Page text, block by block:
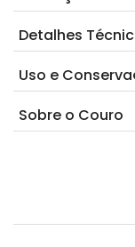
Detalhes
Uso e
Sobre o Couro